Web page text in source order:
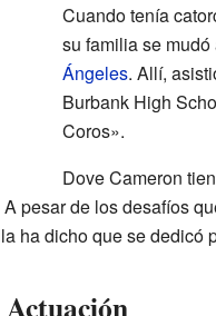
Cuando tenía
su familia se mudó
Ángeles. Allí,
Burbank High
Coros».
Dove Cameron
A pesar de los desafíos
ha dicho que se dedicó
Actuación